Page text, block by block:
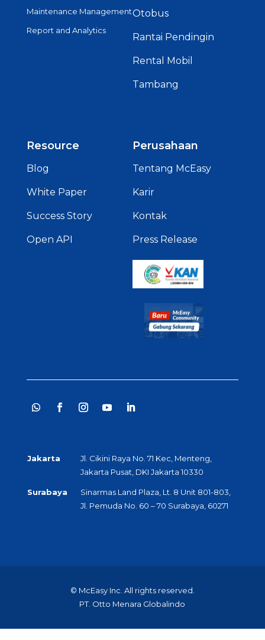
Maintenance Management
Report and Analytics
Otobus
Rantai Pendingin
Rental Mobil
Tambang
Resource
Blog
White Paper
Success Story
Open API
Perusahaan
Tentang McEasy
Karir
Kontak
Press Release
Jakarta
Jl. Cikini Raya No. 71 Kec, Menteng,
Jakarta Pusat, DKI Jakarta 10330
Surabaya
Sinarmas Land Plaza, Lt. 8 Unit 801-803,
Jl. Pemuda No. 60 – 70 Surabaya, 60271
© McEasy Inc. All rights reserved.
PT. Otto Menara Globalindo